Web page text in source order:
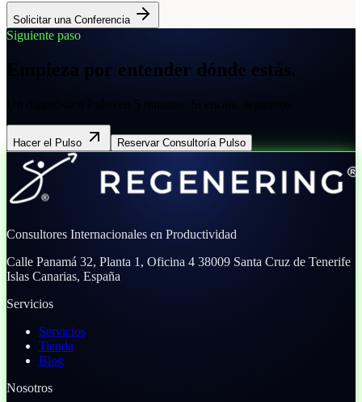
Solicitar una Conferencia
Siguiente paso
Empieza por entender dónde estás.
Un diagnóstico Pulso en 5 minutos. Si encaja, seguimos.
Hacer el Pulso Reservar Consultoría Pulso
Consultores Internacionales en Productividad
Calle Panamá 32, Planta 1, Oficina 4 38009 Santa Cruz de Tenerife
Islas Canarias, España
Servicios
Servicios
Tienda
Blog
Nosotros